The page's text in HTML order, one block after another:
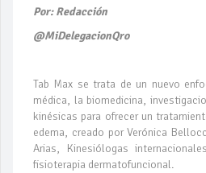
Por: Redacción
@MiDelegacionQro
Tab Max se trata de un nuevo
médica, la biomedicina,
kinésicas para ofrecer un
edema, creado por Verónica
Arias, Kinesiólogas
fisioterapia dermatofuncional.